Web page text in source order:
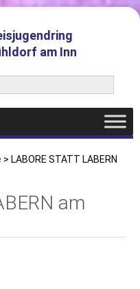
am Inn
> LABORE STATT LABERN
am